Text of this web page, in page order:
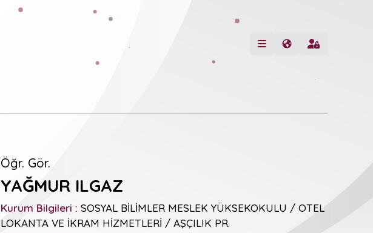
Öğr. Gör.
YAĞMUR ILGAZ
Kurum Bilgileri : SOSYAL BİLİMLER MESLEK YÜKSEKOKULU / OTEL
LOKANTA VE İKRAM HİZMETLERİ / AŞÇILIK PR.